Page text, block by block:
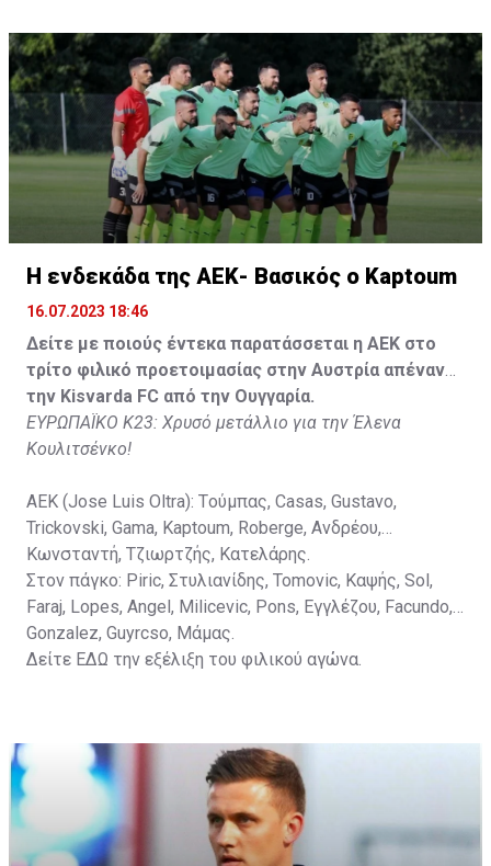
Gyurcso), Κaptoum (46' Καψής (65' Mάμας), Roberge (65'
Tomovic), Aνδρέου (65' Angel) , Κωνσταντή (65' Sol),
Τζιωρτζής (65' Faraj), Κατελάρης (65' Milicevic).
Στον πάγκο: Piric, Στυλιανίδης, Tomovic, Καψής, Sol,
Faraj, Lopes, Angel, Milicevic, Pons, Εγγλέζου, Facundo,
Gonzalez, Guyrcso, Μάμας.
Κisvarda FC (Milos Kruscic): Kovacs, Navratil, Raul, Szor,
Lippai, Alic, Kormendi, Makowski, Czekus, Ilievski,
Spasic.
Στον πάγκο: Petkovic, Cipetic, Kovasic, Jovicic, Szeles,
Vida, Otvos, Lucas, Camas, Mesanovic.
H ενδεκάδα της ΑΕΚ- Βασικός ο Kaptoum
16.07.2023 18:46
Δείτε με ποιούς έντεκα παρατάσσεται η ΑΕΚ στο
τρίτο φιλικό προετοιμασίας στην Αυστρία απέναντι
την Kisvarda FC από την Ουγγαρία.
ΕΥΡΩΠΑΪΚΟ Κ23: Χρυσό μετάλλιο για την Έλενα
Κουλιτσένκο!
ΑΕΚ (Jose Luis Oltra): Tούμπας, Casas, Gustavo,
Trickovski, Gama, Κaptoum, Roberge, Aνδρέου,
Κωνσταντή, Τζιωρτζής, Κατελάρης.
Στον πάγκο: Piric, Στυλιανίδης, Tomovic, Καψής, Sol,
Faraj, Lopes, Angel, Milicevic, Pons, Εγγλέζου, Facundo,
Gonzalez, Guyrcso, Μάμας.
Δείτε ΕΔΩ την εξέλιξη του φιλικού αγώνα.